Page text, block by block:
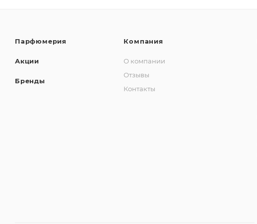
Парфюмерия
Акции
Бренды
Компания
О компании
Отзывы
Контакты